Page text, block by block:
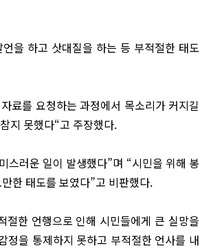
을 하고 삿대질을 하는 등 부적절한 태도
료를 요청하는 과정에서 목소리가 커지길
지 못했다“고 주장했다.
러운 일이 발생했다”며 “시민을 위해 봉
한 태도를 보였다”고 비판했다.
한 언행으로 인해 시민들에게 큰 실망을
정을 통제하지 못하고 부적절한 언사를 내